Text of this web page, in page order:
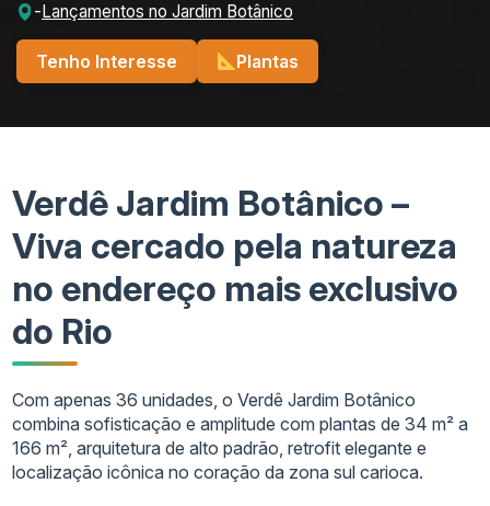
- Lançamentos no Jardim Botânico
Tenho Interesse Plantas
Verdê Jardim Botânico –
Viva cercado pela natureza
no endereço mais exclusivo
do Rio
Com apenas 36 unidades, o Verdê Jardim Botânico
combina sofisticação e amplitude com plantas de 34 m² a
166 m², arquitetura de alto padrão, retrofit elegante e
localização icônica no coração da zona sul carioca.